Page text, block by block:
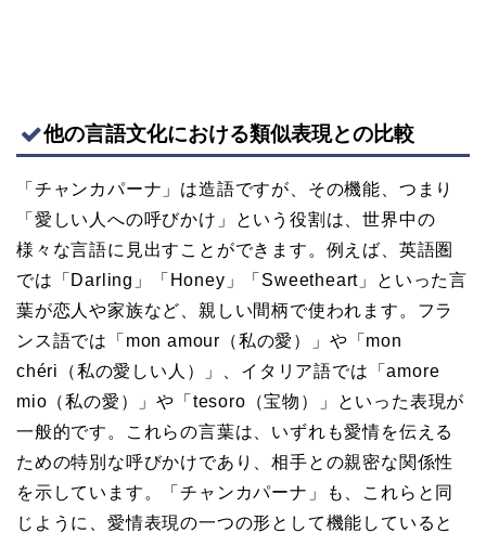
他の言語文化における類似表現との比較
「チャンカパーナ」は造語ですが、その機能、つまり
「愛しい人への呼びかけ」という役割は、世界中の
様々な言語に見出すことができます。例えば、英語圏
では「Darling」「Honey」「Sweetheart」といった言
葉が恋人や家族など、親しい間柄で使われます。フラ
ンス語では「mon amour（私の愛）」や「mon
chéri（私の愛しい人）」、イタリア語では「amore
mio（私の愛）」や「tesoro（宝物）」といった表現が
一般的です。これらの言葉は、いずれも愛情を伝える
ための特別な呼びかけであり、相手との親密な関係性
を示しています。「チャンカパーナ」も、これらと同
じように、愛情表現の一つの形として機能していると